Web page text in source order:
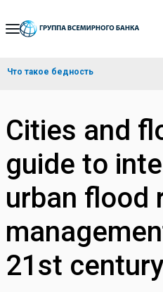
Skip
Navigation
Что такое бедность
Cities and
guide to
urban flood
21st